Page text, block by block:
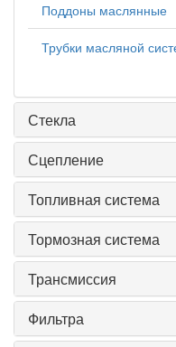
Поддоны маслянные
Трубки масляной
Стекла
Сцепление
Топливная система
Тормозная система
Трансмиссия
Фильтра